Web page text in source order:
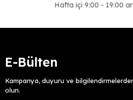
Hafta içi 9:00 - 19:00
E-Bülten
Kampanya, duyuru ve
olun.